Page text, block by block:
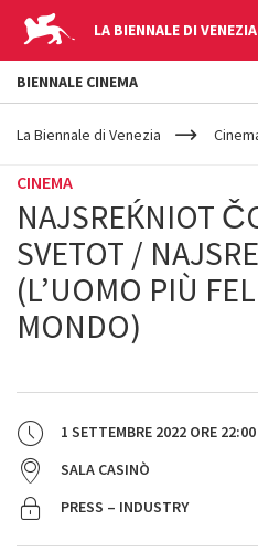
LA BIENNALE DI VENEZIA
YOUR
ARE
La Biennale di Venezia
CINEMA
NAJSREЌNIOT
SVETOT /
(L’UOMO PIÙ
MONDO)
1 SETTEMBRE 2022 ORE 22:00
SALA CASINÒ
PRESS – INDUSTRY
BIENNALE CINEMA